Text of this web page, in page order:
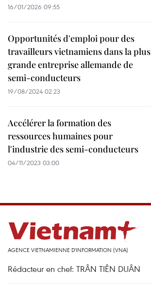
16/01/2026 09:55
Opportunités d'emploi pour des
travailleurs vietnamiens dans la plus
grande entreprise allemande de
semi-conducteurs
19/08/2024 02:23
Accélérer la formation des
ressources humaines pour
l'industrie des semi-conducteurs
04/11/2023 03:00
AGENCE VIETNAMIENNE D'INFORMATION (VNA)
Rédacteur en chef: TRÂN TIÊN DUÂN